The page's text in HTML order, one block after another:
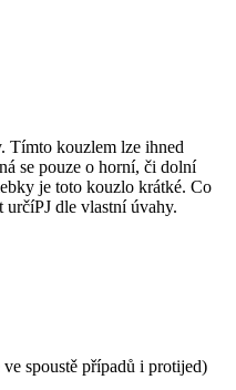
Tímto kouzlem lze ihned
se pouze o horní, či dolní
je toto kouzlo krátké. Co
dle vlastní úvahy.
spoustě případů i protijed)